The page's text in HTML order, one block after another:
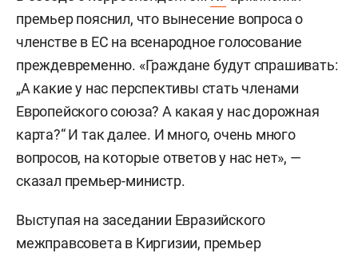
премьер пояснил, что вынесение вопроса о
членстве в ЕС на всенародное голосование
преждевременно. «Граждане будут спрашивать:
„А какие у нас перспективы стать членами
Европейского союза? А какая у нас дорожная
карта?“ И так далее. И много, очень много
вопросов, на которые ответов у нас нет», —
сказал премьер-министр.
Выступая на заседании Евразийского
межправсовета в Киргизии, премьер